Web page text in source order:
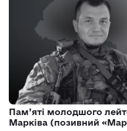
Пам’яті молодшого
Марківа (позивний